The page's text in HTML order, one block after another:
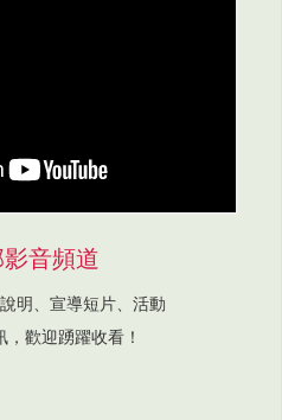
音頻道
明、宣導短片、活動
歡迎踴躍收看！